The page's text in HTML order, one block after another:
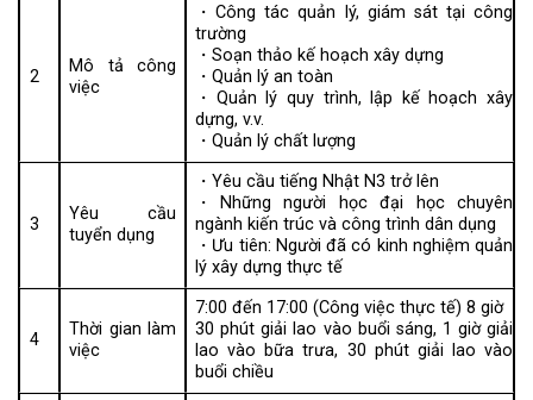
2
Mô tả công
việc
・Công tác quản lý, giám sát tại công
trường
・Soạn thảo kế hoạch xây dựng
・Quản lý an toàn
・Quản lý quy trình, lập kế hoạch xây
dựng, v.v.
・Quản lý chất lượng
3
Yêu cầu
tuyển dụng
・Yêu cầu tiếng Nhật N3 trở lên
・Những người học đại học chuyên
ngành kiến ​​trúc và công trình dân dụng
・Ưu tiên: Người đã có kinh nghiệm quản
lý xây dựng thực tế
4
Thời gian làm
việc
7:00 đến 17:00 (Công việc thực tế) 8 giờ
30 phút giải lao vào buổi sáng, 1 giờ giải
lao vào bữa trưa, 30 phút giải lao vào
buổi chiều